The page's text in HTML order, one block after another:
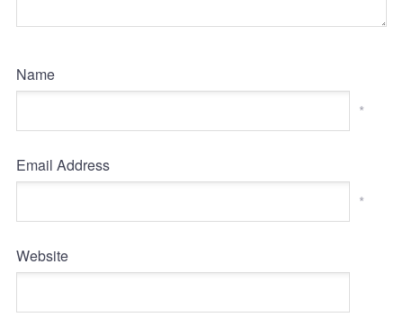
Name
*
Email Address
*
Website